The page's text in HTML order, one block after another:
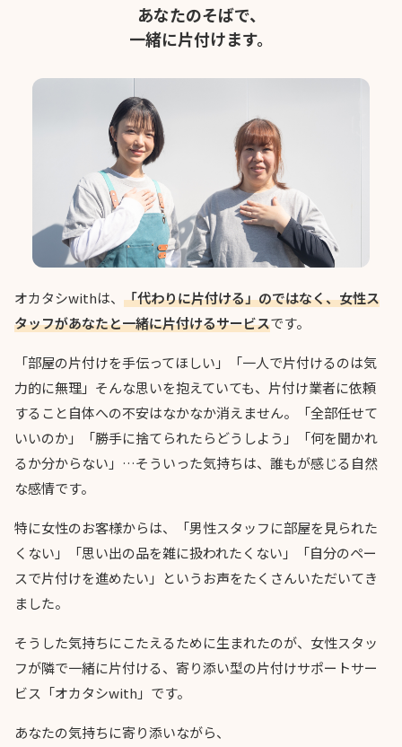
あなたのそばで、
一緒に片付けます。
オカタシwithは、 「代わりに片付ける」のではなく、女性ス
タッフがあなたと一緒に片付けるサービスです。
「部屋の片付けを手伝ってほしい」「一人で片付けるのは気
力的に無理」そんな思いを抱えていても、片付け業者に依頼
すること自体への不安はなかなか消えません。「全部任せて
いいのか」「勝手に捨てられたらどうしよう」「何を聞かれ
るか分からない」…そういった気持ちは、誰もが感じる自然
な感情です。
特に女性のお客様からは、「男性スタッフに部屋を見られた
くない」「思い出の品を雑に扱われたくない」「自分のペー
スで片付けを進めたい」というお声をたくさんいただいてき
ました。
そうした気持ちにこたえるために生まれたのが、女性スタッ
フが隣で一緒に片付ける、寄り添い型の片付けサポートサー
ビス「オカタシwith」です。
あなたの気持ちに寄り添いながら、